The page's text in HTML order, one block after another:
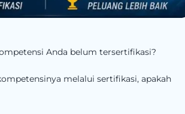
Anda belum tersertifikasi?
melalui sertifikasi, apakah